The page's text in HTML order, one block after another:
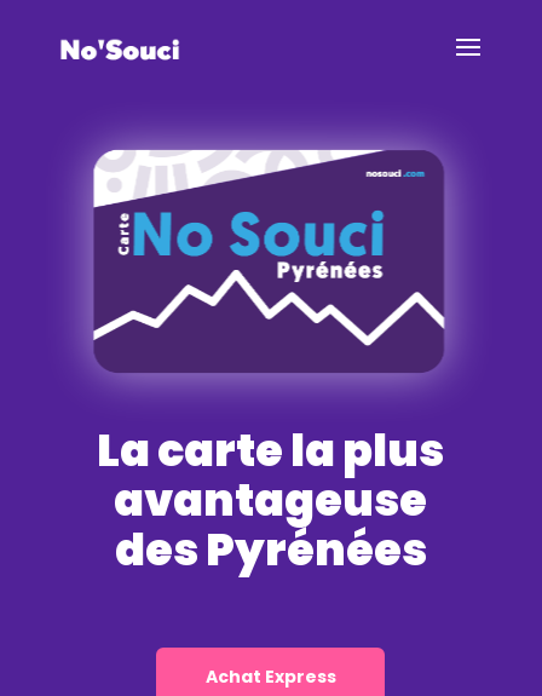
La carte la plus
avantageuse
des Pyrénées
Achat Express